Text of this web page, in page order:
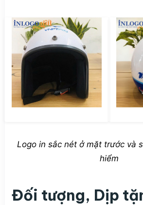
Logo in sắc nét ở mặt trước và
hiểm
Đối tượng, Dịp